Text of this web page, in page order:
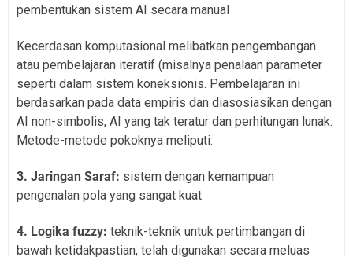
pembentukan sistem AI secara manual
Kecerdasan komputasional melibatkan pengembangan
atau pembelajaran iteratif (misalnya penalaan parameter
seperti dalam sistem koneksionis. Pembelajaran ini
berdasarkan pada data empiris dan diasosiasikan dengan
AI non-simbolis, AI yang tak teratur dan perhitungan lunak.
Metode-metode pokoknya meliputi:
3. Jaringan Saraf: sistem dengan kemampuan
pengenalan pola yang sangat kuat
4. Logika fuzzy: teknik-teknik untuk pertimbangan di
bawah ketidakpastian, telah digunakan secara meluas